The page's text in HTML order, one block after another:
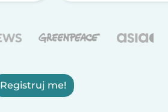
Registruj me!